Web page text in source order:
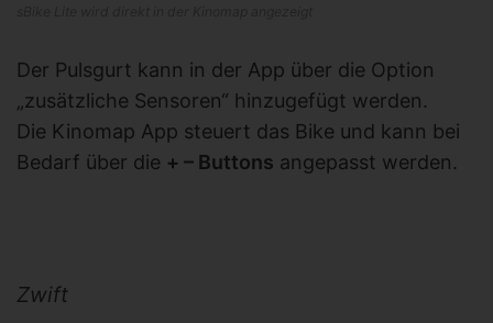
Der Pulsgurt kann in der App über die Option
„zusätzliche Sensoren“ hinzugefügt werden.
Die Kinomap App steuert das Bike und kann bei
Bedarf über die + – Buttons angepasst werden.
Zwift